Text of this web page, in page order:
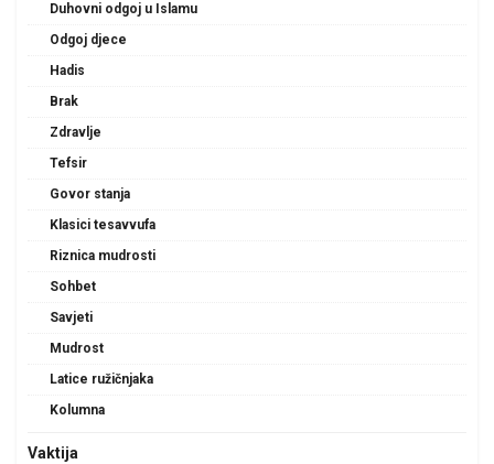
Duhovni odgoj u Islamu
Odgoj djece
Hadis
Brak
Zdravlje
Tefsir
Govor stanja
Klasici tesavvufa
Riznica mudrosti
Sohbet
Savjeti
Mudrost
Latice ružičnjaka
Kolumna
Vaktija